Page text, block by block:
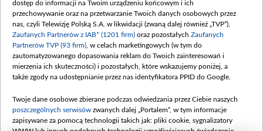
Czytelnia
Centrum Europy
O nas
Kontakt
Informacje o nadawcy
Serwisy partnerskie
belsat.eu
dostęp do informacji na Twoim urządzeniu końcowym i ich
przechowywanie oraz na przetwarzanie Twoich danych osobowych przez
nas, czyli Telewizję Polską S.A. w likwidacji (zwaną dalej również „TVP”),
Zaufanych Partnerów z IAB* (1201 firm) oraz pozostałych Zaufanych
Partnerów TVP (93 firm) , w celach marketingowych (w tym do
zautomatyzowanego dopasowania reklam do Twoich zainteresowań i
mierzenia ich skuteczności) i pozostałych, które wskazujemy poniżej, a
także zgody na udostępnianie przez nas identyfikatora PPID do Google.
Twoje dane osobowe zbierane podczas odwiedzania przez Ciebie naszych
poszczególnych serwisów zwanych dalej „Portalem”, w tym informacje
zapisywane za pomocą technologii takich jak: pliki cookie, sygnalizatory